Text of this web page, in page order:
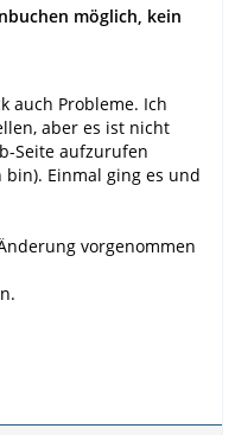
möglich, kein
auch Probleme. Ich
aber es ist nicht
Seite aufzurufen
Einmal ging es und
vorgenommen